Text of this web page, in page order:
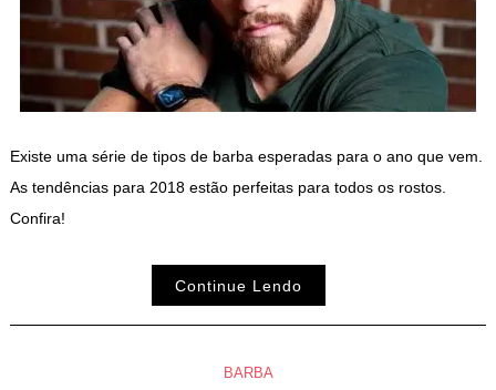
Existe uma série de tipos de barba esperadas para o ano que vem.
As tendências para 2018 estão perfeitas para todos os rostos.
Confira!
Continue Lendo
BARBA